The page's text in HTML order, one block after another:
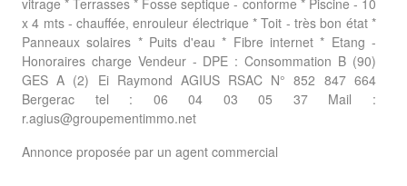
vitrage * Terrasses * Fosse septique - conforme * Piscine - 10
x 4 mts - chauffée, enrouleur électrique * Toit - très bon état *
Panneaux solaires * Puits d'eau * Fibre internet * Etang -
Honoraires charge Vendeur - DPE : Consommation B (90)
GES A (2) Ei Raymond AGIUS RSAC N° 852 847 664
Bergerac tel : 06 04 03 05 37 Mail :
r.agius@groupementimmo.net
Annonce proposée par un agent commercial